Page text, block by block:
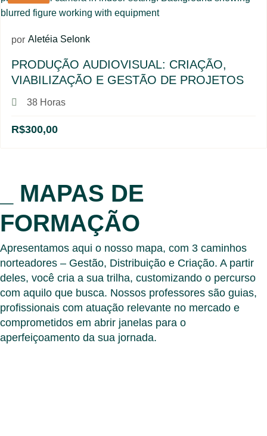
por Aletéia Selonk
PRODUÇÃO AUDIOVISUAL: CRIAÇÃO,
VIABILIZAÇÃO E GESTÃO DE PROJETOS
38 Horas
R$300,00
_ MAPAS DE
FORMAÇÃO
Apresentamos aqui o nosso mapa, com 3 caminhos
norteadores – Gestão, Distribuição e Criação. A partir
deles, você cria a sua trilha, customizando o percurso
com aquilo que busca. Nossos professores são guias,
profissionais com atuação relevante no mercado e
comprometidos em abrir janelas para o
aperfeiçoamento da sua jornada.